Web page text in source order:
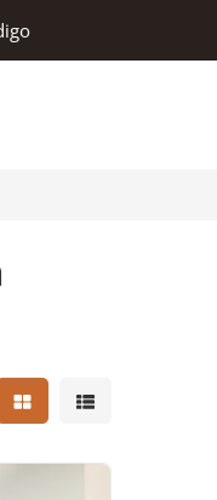
Mostrar resultados
Mostrar